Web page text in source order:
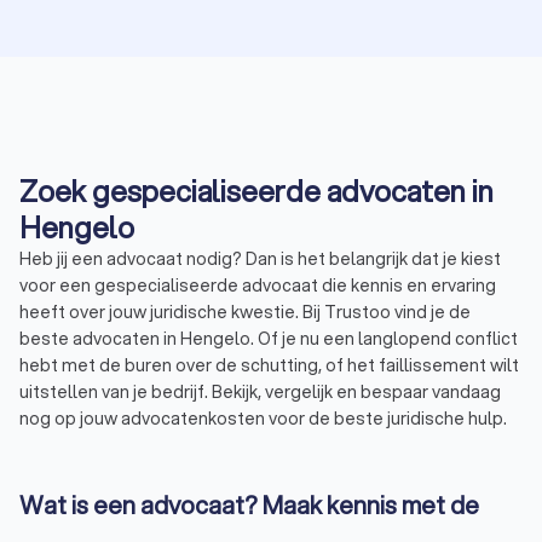
Zoek gespecialiseerde advocaten in
Hengelo
Heb jij een advocaat nodig? Dan is het belangrijk dat je kiest
voor een gespecialiseerde advocaat die kennis en ervaring
heeft over jouw juridische kwestie. Bij Trustoo vind je de
beste advocaten in Hengelo. Of je nu een langlopend conflict
hebt met de buren over de schutting, of het faillissement wilt
uitstellen van je bedrijf. Bekijk, vergelijk en bespaar vandaag
nog op jouw advocatenkosten voor de beste juridische hulp.
Wat is een advocaat? Maak kennis met de